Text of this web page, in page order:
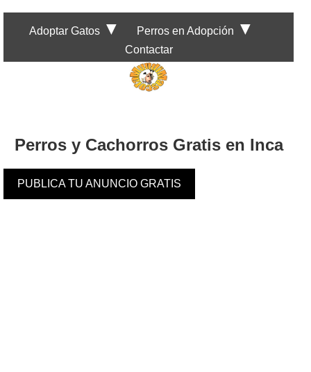
Adoptar Gatos ▼ Perros en Adopción ▼
Contactar
Perros y Cachorros Gratis en Inca
PUBLICA TU ANUNCIO GRATIS